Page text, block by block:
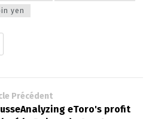
yen
Précédent
eToro's profit